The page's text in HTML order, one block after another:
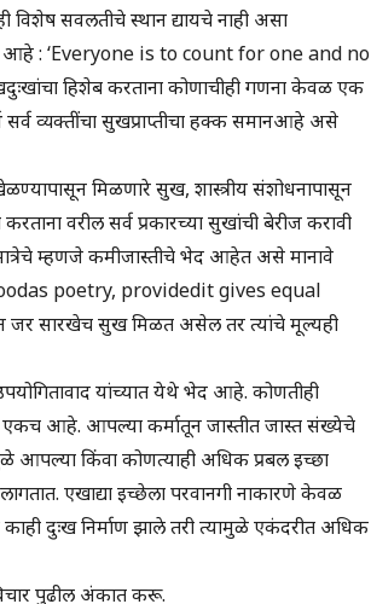
विशेष सवलतीचे स्थान द्यायचे नाही असा
आहे : ‘Everyone is to count for one and no
हिशेब करताना कोणाचीही गणना केवळ एक
व्यक्तींचा सुखप्राप्तीचा हक्क समानआहे असे
मिळणारे सुख, शास्त्रीय संशोधनापासून
वरील सर्व प्रकारच्या सुखांची बेरीज करावी
म्हणजे कमीजास्तीचे भेद आहेत असे मानावे
poetry, providedit gives equal
जर सारखेच सुख मिळत असेल तर त्यांचे मूल्यही
यांच्यात येथे भेद आहे. कोणतीही
एकच आहे. आपल्या कर्मातून जास्तीत जास्त संख्येचे
आपल्या किंवा कोणत्याही अधिक प्रबल इच्छा
एखाद्या इच्छेला परवानगी नाकारणे केवळ
दुःख निर्माण झाले तरी त्यामुळे एकंदरीत अधिक
पुढील अंकात करू.